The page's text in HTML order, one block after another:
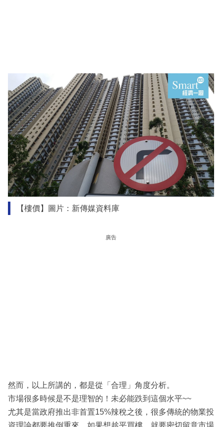
【樓價】圖片：新傳媒資料庫
廣告
然而，以上所講的，都是從「合理」角度分析。
市場很多時候是不是理智的！未必能跌到這個水平~~
尤其是當政府推出非首置15%辣稅之後，很多傳統的物業投